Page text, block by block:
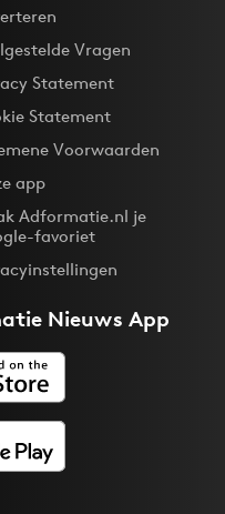
Vragen
Statement
Statement
Voorwaarden
app
Adformatie.nl je
favoriet
Nieuws App